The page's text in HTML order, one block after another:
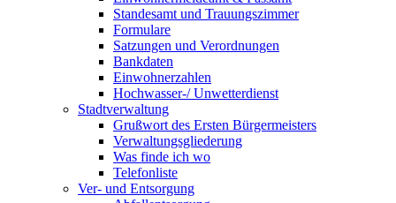
Standesamt und Trauungszimmer
Formulare
Satzungen und Verordnungen
Bankdaten
Einwohnerzahlen
Hochwasser-/ Unwetterdienst
Stadtverwaltung
Grußwort des Ersten Bürgermeisters
Verwaltungsgliederung
Was finde ich wo
Telefonliste
Ver- und Entsorgung